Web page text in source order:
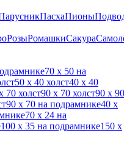
ПасхаПионы
РозыРомашкиСакура
70 x 50 на
50 x 40 холст40 x 40
70 холст90 x 70 холст90 x 90
90 x 70 на подрамнике40 x
70 x 24 на
100 x 35 на подрамнике150 x